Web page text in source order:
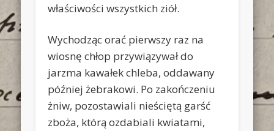
właściwości wszystkich ziół.
Wychodząc orać pierwszy raz na
wiosnę chłop przywiązywał do
jarzma kawałek chleba, oddawany
później żebrakowi. Po zakończeniu
żniw, pozostawiali nieściętą garść
zboża, którą ozdabiali kwiatami,